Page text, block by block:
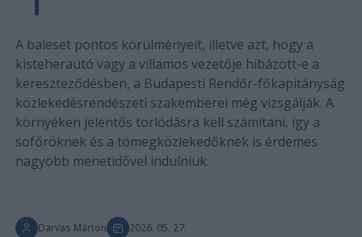
A baleset pontos körülményeit, illetve azt, hogy a
kisteherautó vagy a villamos vezetője hibázott-e a
kereszteződésben, a Budapesti Rendőr-főkapitányság
közlekedésrendészeti szakemberei még vizsgálják. A
környéken jelentős torlódásra kell számítani, így a
sofőröknek és a tömegközlekedőknek is érdemes
nagyobb menetidővel indulniuk.
Darvas Márton
2026. 05. 27.